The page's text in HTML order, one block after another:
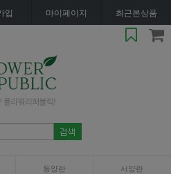
입 마이페이지 최근본상품
동양란 서양란